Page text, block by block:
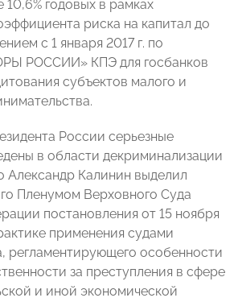
10,6% годовых в рамках
риска на капитал до
с 1 января 2017 г. по
РОССИИ» КПЭ для госбанков
субъектов малого и
России серьезные
в области декриминализации
Александр Калинин выделил
Пленумом Верховного Суда
постановления от 15 ноября
применения судами
регламентирующего особенности
за преступления в сфере
и иной экономической